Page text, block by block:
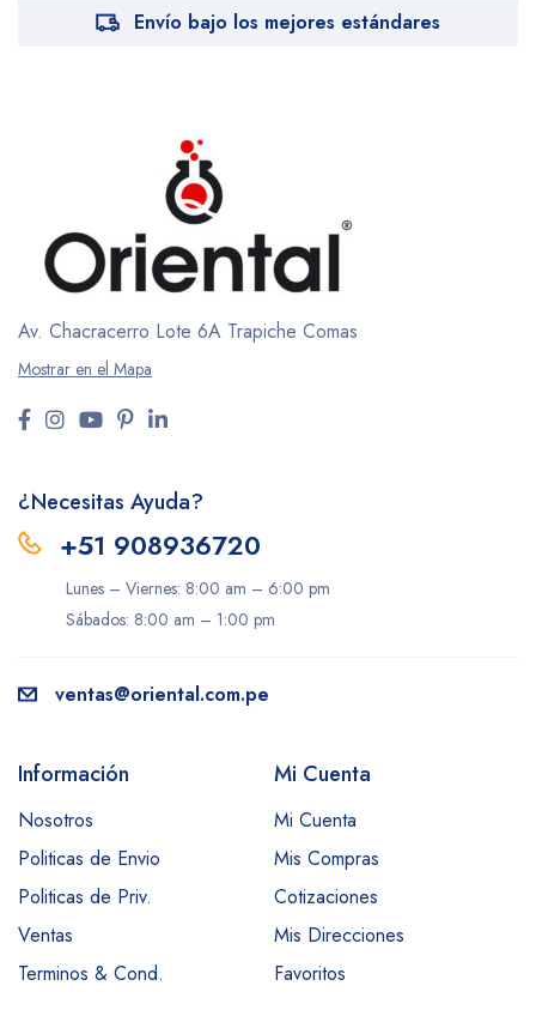
Envío bajo los mejores estándares
Av. Chacracerro Lote 6A Trapiche Comas
Mostrar en el Mapa
¿Necesitas Ayuda?
+51 908936720
Lunes – Viernes: 8:00 am – 6:00 pm
Sábados: 8:00 am – 1:00 pm
ventas@oriental.com.pe
Información
Nosotros
Politicas de Envio
Politicas de Priv.
Ventas
Terminos & Cond.
Mi Cuenta
Mi Cuenta
Mis Compras
Cotizaciones
Mis Direcciones
Favoritos